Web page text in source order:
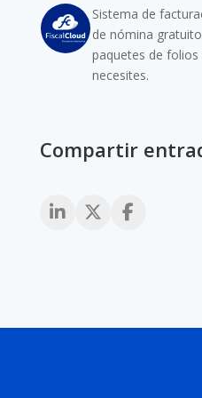
Sistema de
de nómina
paquetes de folios
necesites.
Compartir